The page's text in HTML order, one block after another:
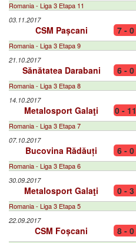
Romania - Liga 3 Etapa 11
03.11.2017
CSM Pașcani 7 - 0
Romania - Liga 3 Etapa 9
21.10.2017
Sănătatea Darabani 6 - 0
Romania - Liga 3 Etapa 8
14.10.2017
Metalosport Galaţi 0 - 11
Romania - Liga 3 Etapa 7
07.10.2017
Bucovina Rădăuți 6 - 0
Romania - Liga 3 Etapa 6
30.09.2017
Metalosport Galaţi 0 - 3
Romania - Liga 3 Etapa 5
22.09.2017
CSM Foșcani 8 - 0